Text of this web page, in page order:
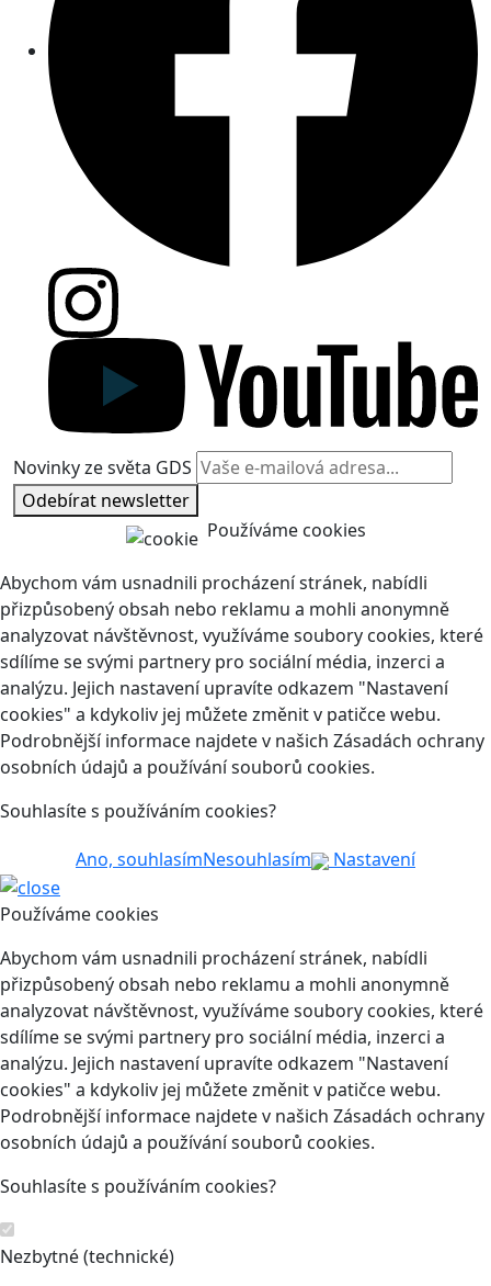
Novinky ze světa GDS
Odebírat newsletter
Používáme cookies
Abychom vám usnadnili procházení stránek, nabídli
přizpůsobený obsah nebo reklamu a mohli anonymně
analyzovat návštěvnost, využíváme soubory cookies, které
sdílíme se svými partnery pro sociální média, inzerci a
analýzu. Jejich nastavení upravíte odkazem "Nastavení
cookies" a kdykoliv jej můžete změnit v patičce webu.
Podrobnější informace najdete v našich Zásadách ochrany
osobních údajů a používání souborů cookies.
Souhlasíte s používáním cookies?
Ano, souhlasímNesouhlasím Nastavení
Používáme cookies
Abychom vám usnadnili procházení stránek, nabídli
přizpůsobený obsah nebo reklamu a mohli anonymně
analyzovat návštěvnost, využíváme soubory cookies, které
sdílíme se svými partnery pro sociální média, inzerci a
analýzu. Jejich nastavení upravíte odkazem "Nastavení
cookies" a kdykoliv jej můžete změnit v patičce webu.
Podrobnější informace najdete v našich Zásadách ochrany
osobních údajů a používání souborů cookies.
Souhlasíte s používáním cookies?
Nezbytné (technické)